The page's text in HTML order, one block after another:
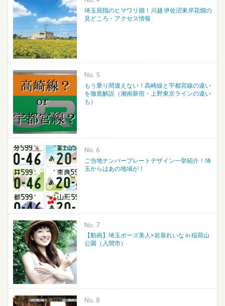
埼玉屈指のヒマワリ畑！川越 伊佐沼東岸花畑の
見どころ・アクセス情報
No.
もう乗り間違えない！高崎線と宇都宮線の違い
を徹底解説（湘南新宿・上野東京ラインの違い
も）
No.
ご当地ナンバープレートデザイン一挙紹介！埼
玉からはあの地域が！
No.
【動画】埼玉ポーズ美人×岩泉れいな in 稲荷山
公園（入間市）
No.